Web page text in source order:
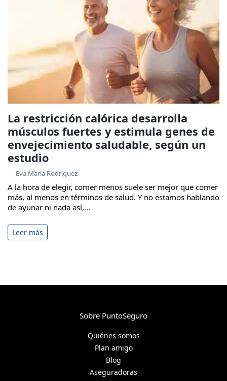
La restricción calórica desarrolla
músculos fuertes y estimula genes de
envejecimiento saludable, según un
estudio
— Eva María Rodríguez
A la hora de elegir, comer menos suele ser mejor que comer
más, al menos en términos de salud. Y no estamos hablando
de ayunar ni nada así,...
Leer más
Sobre PuntoSeguro
Quiénes somos
Plan amigo
Blog
Aseguradoras